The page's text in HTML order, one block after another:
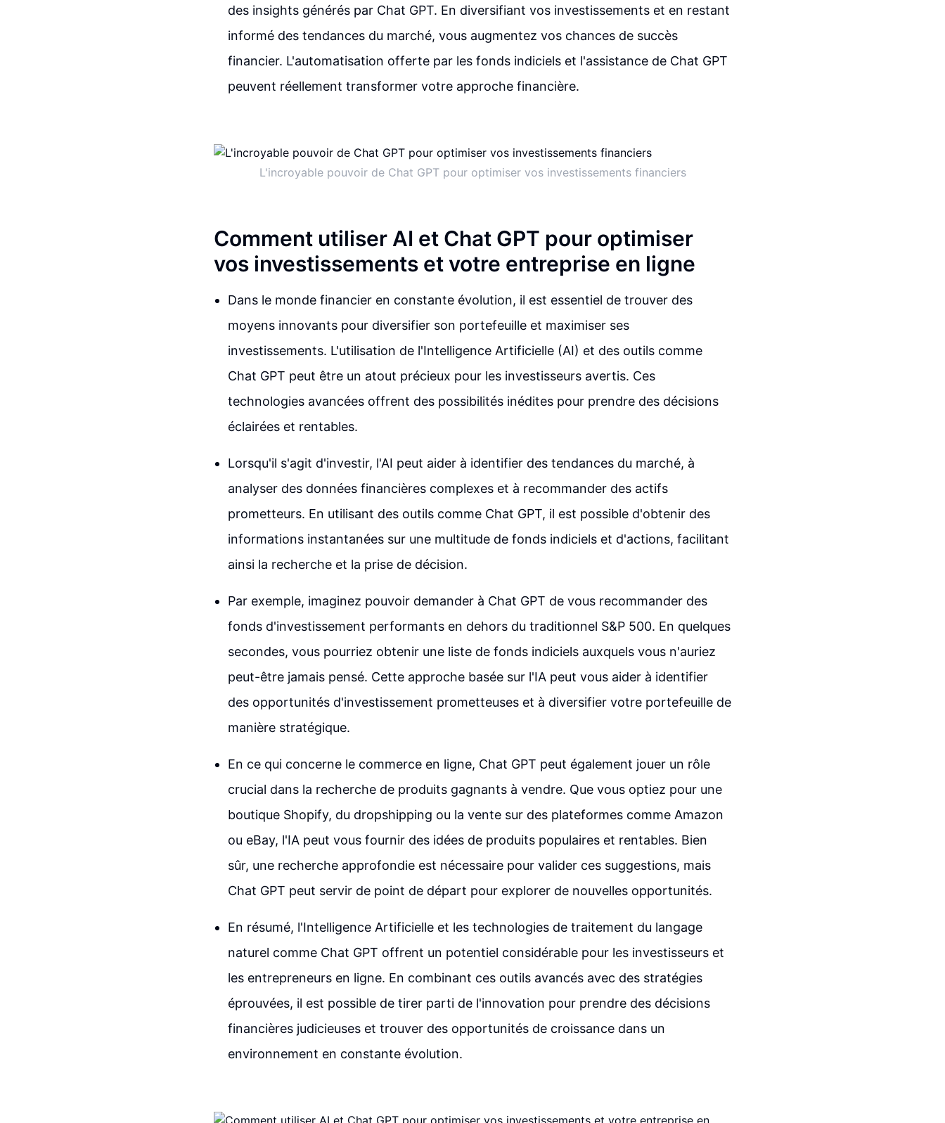
des insights générés par Chat GPT. En diversifiant vos investissements et en restant
informé des tendances du marché, vous augmentez vos chances de succès
financier. L'automatisation offerte par les fonds indiciels et l'assistance de Chat GPT
peuvent réellement transformer votre approche financière.
L'incroyable pouvoir de Chat GPT pour optimiser vos investissements financiers
Comment utiliser AI et Chat GPT pour optimiser
vos investissements et votre entreprise en ligne
Dans le monde financier en constante évolution, il est essentiel de trouver des
moyens innovants pour diversifier son portefeuille et maximiser ses
investissements. L'utilisation de l'Intelligence Artificielle (AI) et des outils comme
Chat GPT peut être un atout précieux pour les investisseurs avertis. Ces
technologies avancées offrent des possibilités inédites pour prendre des décisions
éclairées et rentables.
Lorsqu'il s'agit d'investir, l'AI peut aider à identifier des tendances du marché, à
analyser des données financières complexes et à recommander des actifs
prometteurs. En utilisant des outils comme Chat GPT, il est possible d'obtenir des
informations instantanées sur une multitude de fonds indiciels et d'actions, facilitant
ainsi la recherche et la prise de décision.
Par exemple, imaginez pouvoir demander à Chat GPT de vous recommander des
fonds d'investissement performants en dehors du traditionnel S&P 500. En quelques
secondes, vous pourriez obtenir une liste de fonds indiciels auxquels vous n'auriez
peut-être jamais pensé. Cette approche basée sur l'IA peut vous aider à identifier
des opportunités d'investissement prometteuses et à diversifier votre portefeuille de
manière stratégique.
En ce qui concerne le commerce en ligne, Chat GPT peut également jouer un rôle
crucial dans la recherche de produits gagnants à vendre. Que vous optiez pour une
boutique Shopify, du dropshipping ou la vente sur des plateformes comme Amazon
ou eBay, l'IA peut vous fournir des idées de produits populaires et rentables. Bien
sûr, une recherche approfondie est nécessaire pour valider ces suggestions, mais
Chat GPT peut servir de point de départ pour explorer de nouvelles opportunités.
En résumé, l'Intelligence Artificielle et les technologies de traitement du langage
naturel comme Chat GPT offrent un potentiel considérable pour les investisseurs et
les entrepreneurs en ligne. En combinant ces outils avancés avec des stratégies
éprouvées, il est possible de tirer parti de l'innovation pour prendre des décisions
financières judicieuses et trouver des opportunités de croissance dans un
environnement en constante évolution.